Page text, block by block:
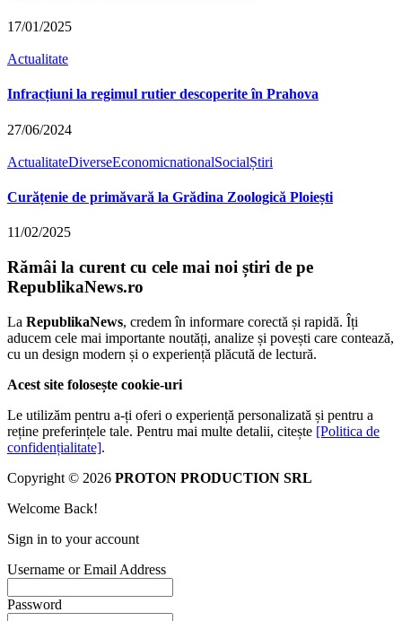
17/01/2025
Actualitate
Infracțiuni la regimul rutier descoperite în Prahova
27/06/2024
ActualitateDiverseEconomicnationalSocialȘtiri
Curățenie de primăvară la Grădina Zoologică Ploiești
11/02/2025
Rămâi la curent cu cele mai noi știri de pe
RepublikaNews.ro
La RepublikaNews, credem în informare corectă și rapidă. Îți
aducem cele mai importante noutăți, analize și povești care contează,
cu un design modern și o experiență plăcută de lectură.
Acest site folosește cookie-uri
Le utilizăm pentru a-ți oferi o experiență personalizată și pentru a
reține preferințele tale. Pentru mai multe detalii, citește [Politica de
confidențialitate].
Copyright © 2026 PROTON PRODUCTION SRL
Welcome Back!
Sign in to your account
Username or Email Address
Password